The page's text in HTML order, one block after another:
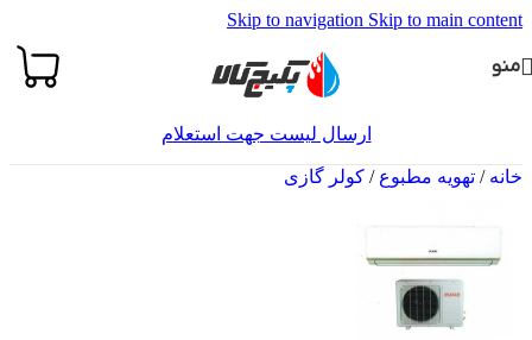
Skip to navigation Skip to main content
منو
ارسال لیست جهت استعلام
خانه/ تهویه مطبوع/ کولر گازی